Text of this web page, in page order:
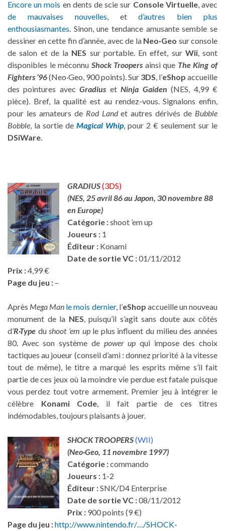
Encore un mois en dents de scie sur Console Virtuelle, avec
de mauvaises nouvelles, etd’autres bien plus
enthousiasmantes. Sinon, une tendance amusante semble se
dessiner en cette fin d’année, avec de la Neo·Geo sur console
de salon et de la NES sur portable. En effet, sur Wii, sont
disponibles le méconnu Shock Troopers ainsi que The King of
Fighters ’96(Neo·Geo, 900 points). Sur 3DS, l’eShop accueille
des pointures avecGradius etNinja Gaiden(NES, 4,99 €
pièce). Bref, la qualité est au rendez-vous. Signalons enfin,
pour les amateurs de Rod Landet autres dérivés de Bubble
Bobble, la sortie de Magical Whip, pour 2 € seulement sur le
DSiWare.
GRADIUS(3DS)
(NES, 25 avril 86 au Japon, 30 novembre 88
en Europe)
Catégorie :shoot ’em up
Joueurs : 1
Éditeur : Konami
Date de sortie VC :01/11/2012
Prix :4,99 €
Page du jeu : –
Après Mega Man le mois dernier, l’eShop accueille un nouveau
monument de la NES, puisqu’il s’agit sans doute aux côtés
d’R·Type dushoot ’em uple plus influent du milieu des années
80. Avec son système de power up qui impose des choix
tactiques au joueur (conseil d’ami : donnez priorité à la vitesse
tout de même), le titre a marqué les esprits même s’il fait
partie de ces jeux où la moindre vie perdue est fatale puisque
vous perdez tout votre armement. Premier jeu à intégrer le
célèbre Konami Code, il fait partie de ces titres
indémodables, toujours plaisants à jouer.
SHOCK TROOPERS(WII)
(Neo·Geo, 11 novembre 1997)
Catégorie :commando
Joueurs : 1-2
Éditeur :SNK/D4 Enterprise
Date de sortie VC :08/11/2012
Prix : 900 points (9 €)
Page du jeu :http://www.nintendo.fr/…/SHOCK-